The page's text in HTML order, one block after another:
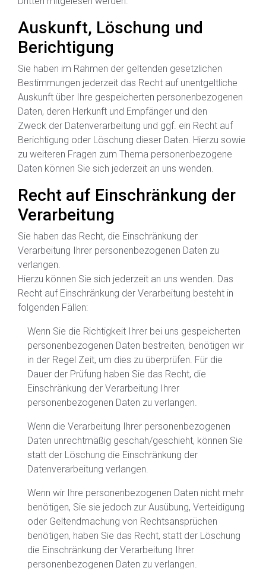
Auskunft, Löschung und
Berichtigung
Sie haben im Rahmen der geltenden gesetzlichen
Bestimmungen jederzeit das Recht auf unentgeltliche
Auskunft über Ihre gespeicherten personenbezogenen
Daten, deren Herkunft und Empfänger und den
Zweck der Datenverarbeitung und ggf. ein Recht auf
Berichtigung oder Löschung dieser Daten. Hierzu sowie
zu weiteren Fragen zum Thema personenbezogene
Daten können Sie sich jederzeit an uns wenden.
Recht auf Einschränkung der
Verarbeitung
Sie haben das Recht, die Einschränkung der
Verarbeitung Ihrer personenbezogenen Daten zu
verlangen.
Hierzu können Sie sich jederzeit an uns wenden. Das
Recht auf Einschränkung der Verarbeitung besteht in
folgenden Fällen:
Wenn Sie die Richtigkeit Ihrer bei uns gespeicherten
personenbezogenen Daten bestreiten, benötigen wir
in der Regel Zeit, um dies zu überprüfen. Für die
Dauer der Prüfung haben Sie das Recht, die
Einschränkung der Verarbeitung Ihrer
personenbezogenen Daten zu verlangen.
Wenn die Verarbeitung Ihrer personenbezogenen
Daten unrechtmäßig geschah/geschieht, können Sie
statt der Löschung die Einschränkung der
Datenverarbeitung verlangen.
Wenn wir Ihre personenbezogenen Daten nicht mehr
benötigen, Sie sie jedoch zur Ausübung, Verteidigung
oder Geltendmachung von Rechtsansprüchen
benötigen, haben Sie das Recht, statt der Löschung
die Einschränkung der Verarbeitung Ihrer
personenbezogenen Daten zu verlangen.